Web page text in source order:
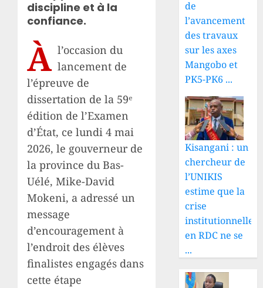
discipline et à la
confiance.
À l’occasion du
lancement de
l’épreuve de
dissertation de la 59ᵉ
édition de l’Examen
d’État, ce lundi 4 mai
2026, le gouverneur de
la province du Bas-
Uélé, Mike-David
Mokeni, a adressé un
message
d’encouragement à
l’endroit des élèves
finalistes engagés dans
cette étape
de
l’avancement
des travaux
sur les axes
Mangobo et
PK5-PK6 ...
Kisangani : un
chercheur de
l’UNIKIS
estime que la
crise
institutionnelle
en RDC ne se
...